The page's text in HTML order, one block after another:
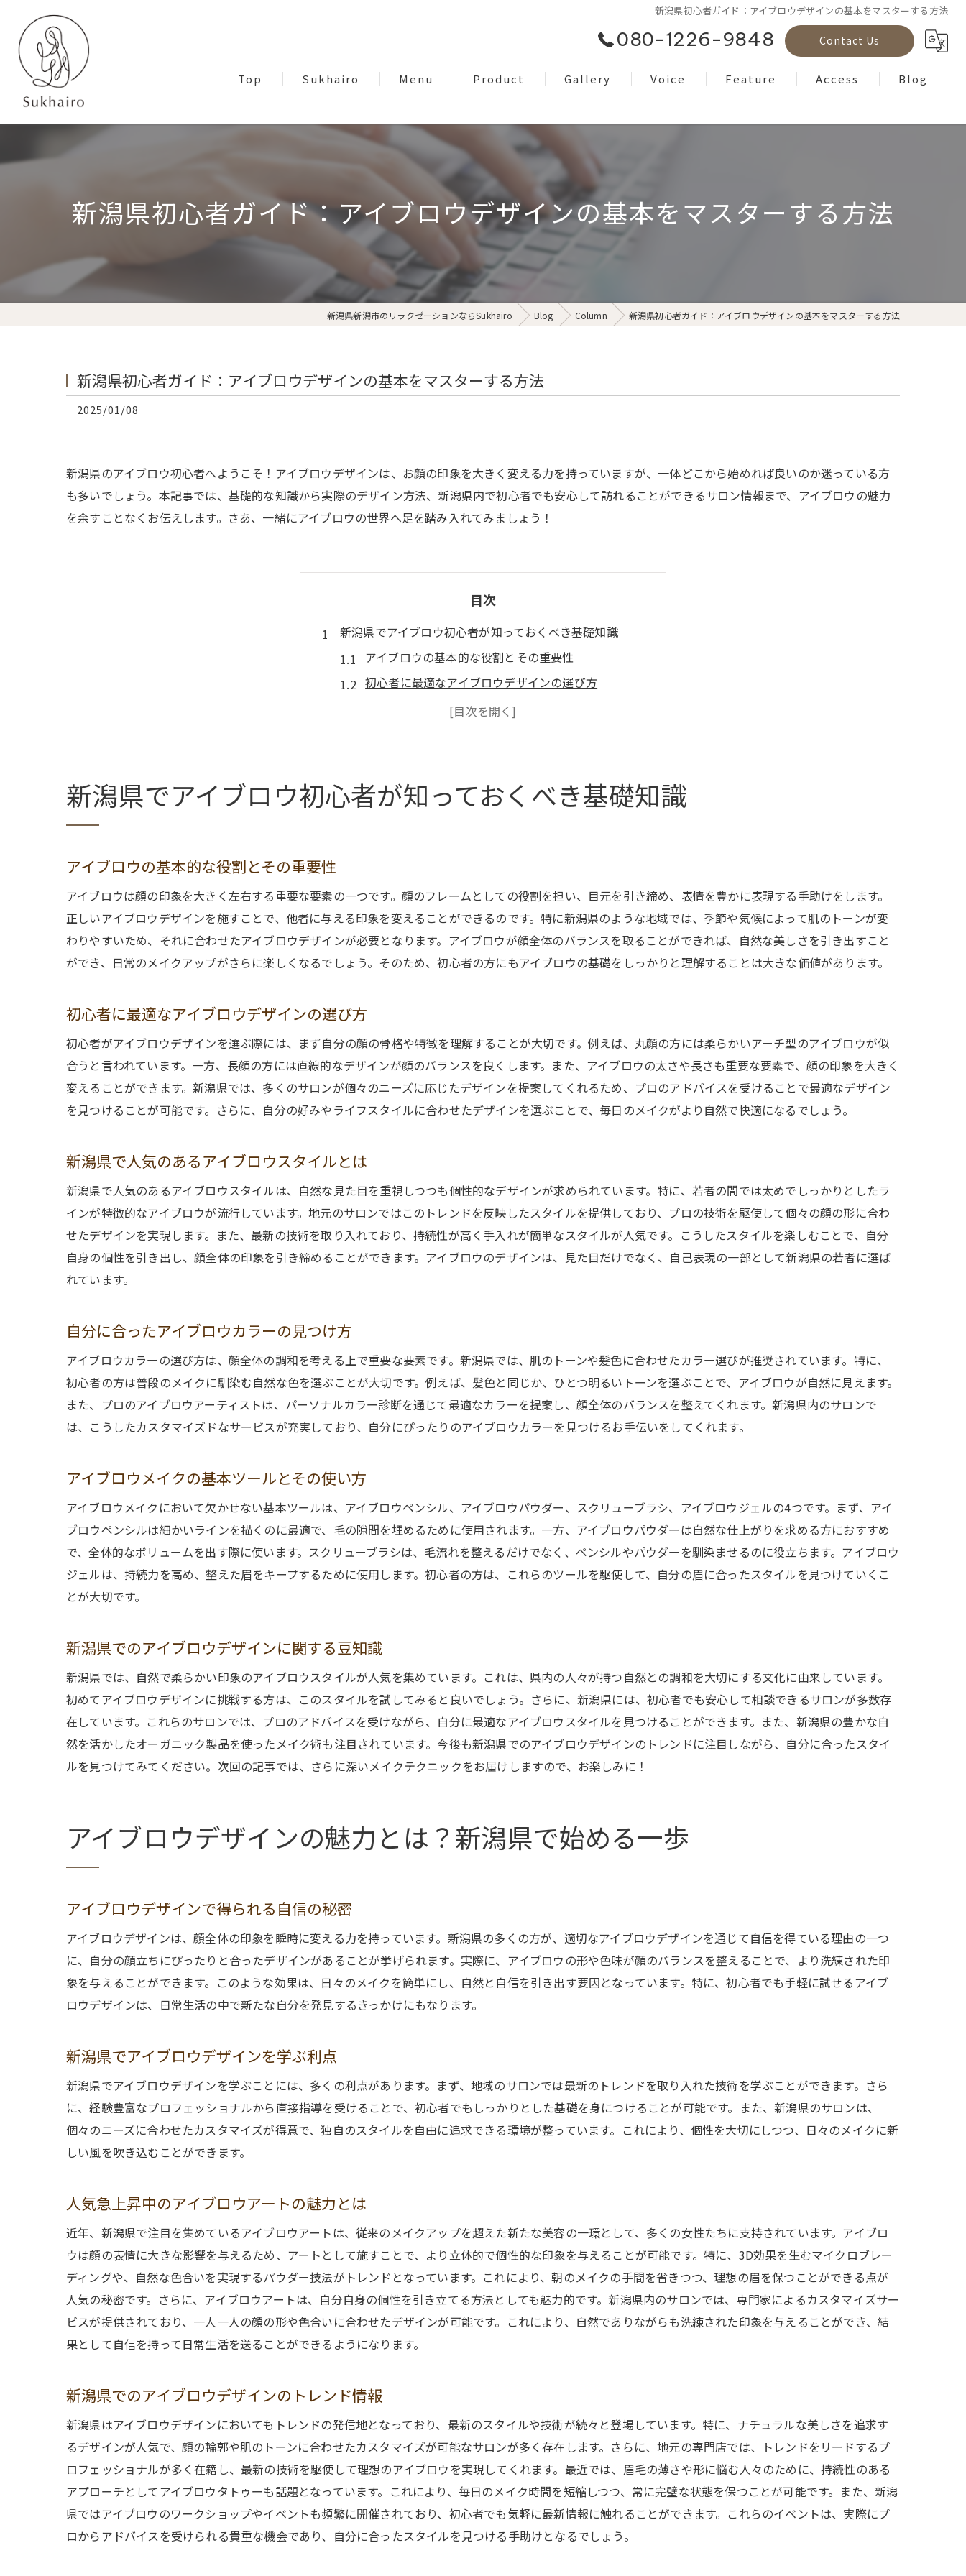
新潟県初心者ガイド：アイブロウデザインの基本をマスターする方法
080-1226-9848 Contact Us
Top Sukhairo
Bloom
Menu
Facial Care
EyeBrow
Dry Head Spa
Body Care
Lymph Treatment
Night Only Relaxation
Yoga Class
Product Gallery Voice Feature Access Blog
新潟県初心者ガイド：アイブロウデザインの基本をマスターする方法
新潟県新潟市のリラクゼーションならSukhairo Blog Column 新潟県初心者ガイド：アイブロウデザインの基本をマスターする方法
新潟県初心者ガイド：アイブロウデザインの基本をマスターする方法
2025/01/08
新潟県のアイブロウ初心者へようこそ！アイブロウデザインは、お顔の印象を大きく変える力を持っていますが、一体どこから始めれば良いのか迷っている方
も多いでしょう。本記事では、基礎的な知識から実際のデザイン方法、新潟県内で初心者でも安心して訪れることができるサロン情報まで、アイブロウの魅力
を余すことなくお伝えします。さあ、一緒にアイブロウの世界へ足を踏み入れてみましょう！
目次
新潟県でアイブロウ初心者が知っておくべき基礎知識
アイブロウの基本的な役割とその重要性
初心者に最適なアイブロウデザインの選び方
新潟県で人気のあるアイブロウスタイルとは
自分に合ったアイブロウカラーの見つけ方
新潟県でのアイブロウデザインに関する豆知識
アイブロウデザインの魅力とは？新潟県で始める一歩
新潟県でのアイブロウデザインのトレンド情報
初めてでも安心！新潟県で始めるアイブロウの一歩
アイブロウデザインを楽しむための心構え
新潟県の初心者向けアイブロウサロンの特徴
安心して通える新潟県のサロン選びのポイント
人気のサロンを選ぶ際のチェックリスト
新潟県で評判のアイブロウアーティスト紹介
初めての施術におすすめの新潟県サロン
アイブロウデザインを新潟県で始めるメリットと注意点
新潟県でのアイブロウデザインの利点
注意すべき！初めてのサロン選びの落とし穴
健康的な眉毛を保つためのコツ
新潟県でのアイブロウデザインにおける注意点
新潟県で理想のアイブロウを手に入れるためのステップ
理想のアイブロウをデザインするための準備
新潟県の専門家が教える理想の形の見つけ方
サロンでのカウンセリングの活用法
新潟県でのアイブロウメイク体験の流れ
初めてのアイブロウデザイン体験談：新潟県編
初心者の私がアイブロウデザインを選んだ理由
新潟県のサロンでの初体験レポート
初心者が抱えがちな不安とその解消法
新潟県のアイブロウ初心者が知っておくべき最新トレンド
新潟県で注目されているアイブロウトレンド
今季の人気デザインとその特徴
トレンドを取り入れた新潟県でのアイブロウスタイル
アイブロウデザインでトレンドを楽しむ方法
新潟県での口コミを活用したサロン探し
訪問前に確認すべきサロンのポイント
新潟県のアイブロウサロンの選び方ガイド
初めてでも安心できるサロンの見つけ方
新潟県でアイブロウ初心者が知っておくべき基礎知識
アイブロウの基本的な役割とその重要性
アイブロウは顔の印象を大きく左右する重要な要素の一つです。顔のフレームとしての役割を担い、目元を引き締め、表情を豊かに表現する手助けをします。
正しいアイブロウデザインを施すことで、他者に与える印象を変えることができるのです。特に新潟県のような地域では、季節や気候によって肌のトーンが変
わりやすいため、それに合わせたアイブロウデザインが必要となります。アイブロウが顔全体のバランスを取ることができれば、自然な美しさを引き出すこと
ができ、日常のメイクアップがさらに楽しくなるでしょう。そのため、初心者の方にもアイブロウの基礎をしっかりと理解することは大きな価値があります。
初心者に最適なアイブロウデザインの選び方
初心者がアイブロウデザインを選ぶ際には、まず自分の顔の骨格や特徴を理解することが大切です。例えば、丸顔の方には柔らかいアーチ型のアイブロウが似
合うと言われています。一方、長顔の方には直線的なデザインが顔のバランスを良くします。また、アイブロウの太さや長さも重要な要素で、顔の印象を大きく
変えることができます。新潟県では、多くのサロンが個々のニーズに応じたデザインを提案してくれるため、プロのアドバイスを受けることで最適なデザイン
を見つけることが可能です。さらに、自分の好みやライフスタイルに合わせたデザインを選ぶことで、毎日のメイクがより自然で快適になるでしょう。
新潟県で人気のあるアイブロウスタイルとは
新潟県で人気のあるアイブロウスタイルは、自然な見た目を重視しつつも個性的なデザインが求められています。特に、若者の間では太めでしっかりとしたラ
インが特徴的なアイブロウが流行しています。地元のサロンではこのトレンドを反映したスタイルを提供しており、プロの技術を駆使して個々の顔の形に合わ
せたデザインを実現します。また、最新の技術を取り入れており、持続性が高く手入れが簡単なスタイルが人気です。こうしたスタイルを楽しむことで、自分
自身の個性を引き出し、顔全体の印象を引き締めることができます。アイブロウのデザインは、見た目だけでなく、自己表現の一部として新潟県の若者に選ば
れています。
自分に合ったアイブロウカラーの見つけ方
アイブロウカラーの選び方は、顔全体の調和を考える上で重要な要素です。新潟県では、肌のトーンや髪色に合わせたカラー選びが推奨されています。特に、
初心者の方は普段のメイクに馴染む自然な色を選ぶことが大切です。例えば、髪色と同じか、ひとつ明るいトーンを選ぶことで、アイブロウが自然に見えます。
また、プロのアイブロウアーティストは、パーソナルカラー診断を通じて最適なカラーを提案し、顔全体のバランスを整えてくれます。新潟県内のサロンで
は、こうしたカスタマイズドなサービスが充実しており、自分にぴったりのアイブロウカラーを見つけるお手伝いをしてくれます。
アイブロウメイクの基本ツールとその使い方
アイブロウメイクにおいて欠かせない基本ツールは、アイブロウペンシル、アイブロウパウダー、スクリューブラシ、アイブロウジェルの4つです。まず、アイ
ブロウペンシルは細かいラインを描くのに最適で、毛の隙間を埋めるために使用されます。一方、アイブロウパウダーは自然な仕上がりを求める方におすすめ
で、全体的なボリュームを出す際に使います。スクリューブラシは、毛流れを整えるだけでなく、ペンシルやパウダーを馴染ませるのに役立ちます。アイブロウ
ジェルは、持続力を高め、整えた眉をキープするために使用します。初心者の方は、これらのツールを駆使して、自分の眉に合ったスタイルを見つけていくこ
とが大切です。
新潟県でのアイブロウデザインに関する豆知識
新潟県では、自然で柔らかい印象のアイブロウスタイルが人気を集めています。これは、県内の人々が持つ自然との調和を大切にする文化に由来しています。
初めてアイブロウデザインに挑戦する方は、このスタイルを試してみると良いでしょう。さらに、新潟県には、初心者でも安心して相談できるサロンが多数存
在しています。これらのサロンでは、プロのアドバイスを受けながら、自分に最適なアイブロウスタイルを見つけることができます。また、新潟県の豊かな自
然を活かしたオーガニック製品を使ったメイク術も注目されています。今後も新潟県でのアイブロウデザインのトレンドに注目しながら、自分に合ったスタイ
ルを見つけてみてください。次回の記事では、さらに深いメイクテクニックをお届けしますので、お楽しみに！
アイブロウデザインの魅力とは？新潟県で始める一歩
アイブロウデザインで得られる自信の秘密
アイブロウデザインは、顔全体の印象を瞬時に変える力を持っています。新潟県の多くの方が、適切なアイブロウデザインを通じて自信を得ている理由の一つ
に、自分の顔立ちにぴったりと合ったデザインがあることが挙げられます。実際に、アイブロウの形や色味が顔のバランスを整えることで、より洗練された印
象を与えることができます。このような効果は、日々のメイクを簡単にし、自然と自信を引き出す要因となっています。特に、初心者でも手軽に試せるアイブ
ロウデザインは、日常生活の中で新たな自分を発見するきっかけにもなります。
新潟県でアイブロウデザインを学ぶ利点
新潟県でアイブロウデザインを学ぶことには、多くの利点があります。まず、地域のサロンでは最新のトレンドを取り入れた技術を学ぶことができます。さら
に、経験豊富なプロフェッショナルから直接指導を受けることで、初心者でもしっかりとした基礎を身につけることが可能です。また、新潟県のサロンは、
個々のニーズに合わせたカスタマイズが得意で、独自のスタイルを自由に追求できる環境が整っています。これにより、個性を大切にしつつ、日々のメイクに新
しい風を吹き込むことができます。
人気急上昇中のアイブロウアートの魅力とは
近年、新潟県で注目を集めているアイブロウアートは、従来のメイクアップを超えた新たな美容の一環として、多くの女性たちに支持されています。アイブロ
ウは顔の表情に大きな影響を与えるため、アートとして施すことで、より立体的で個性的な印象を与えることが可能です。特に、3D効果を生むマイクロブレー
ディングや、自然な色合いを実現するパウダー技法がトレンドとなっています。これにより、朝のメイクの手間を省きつつ、理想の眉を保つことができる点が
人気の秘密です。さらに、アイブロウアートは、自分自身の個性を引き立てる方法としても魅力的です。新潟県内のサロンでは、専門家によるカスタマイズサー
ビスが提供されており、一人一人の顔の形や色合いに合わせたデザインが可能です。これにより、自然でありながらも洗練された印象を与えることができ、結
果として自信を持って日常生活を送ることができるようになります。
新潟県でのアイブロウデザインのトレンド情報
新潟県はアイブロウデザインにおいてもトレンドの発信地となっており、最新のスタイルや技術が続々と登場しています。特に、ナチュラルな美しさを追求す
るデザインが人気で、顔の輪郭や肌のトーンに合わせたカスタマイズが可能なサロンが多く存在します。さらに、地元の専門店では、トレンドをリードするプ
ロフェッショナルが多く在籍し、最新の技術を駆使して理想のアイブロウを実現してくれます。最近では、眉毛の薄さや形に悩む人々のために、持続性のある
アプローチとしてアイブロウタトゥーも話題となっています。これにより、毎日のメイク時間を短縮しつつ、常に完璧な状態を保つことが可能です。また、新潟
県ではアイブロウのワークショップやイベントも頻繁に開催されており、初心者でも気軽に最新情報に触れることができます。これらのイベントは、実際にプ
ロからアドバイスを受けられる貴重な機会であり、自分に合ったスタイルを見つける手助けとなるでしょう。